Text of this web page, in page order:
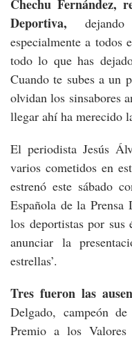
Chechu Fernández,
Deportiva, dejando
especialmente a todos
todo lo que has
Cuando te subes a un
olvidan los sinsabores
llegar ahí ha merecido
El periodista Jesús
varios cometidos en
estrenó este sábado
Española de la
los deportistas por sus
anunciar la
estrellas’.
Tres fueron las
Delgado, campeón
Premio a los Valores